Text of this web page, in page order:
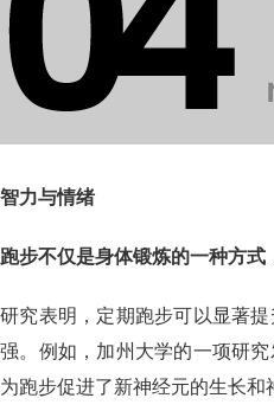
智力与情绪
跑步不仅是身体锻炼的一种方式
研究表明，定期跑步可以显著
强。例如，加州大学的一项研
为跑步促进了新神经元的生长和